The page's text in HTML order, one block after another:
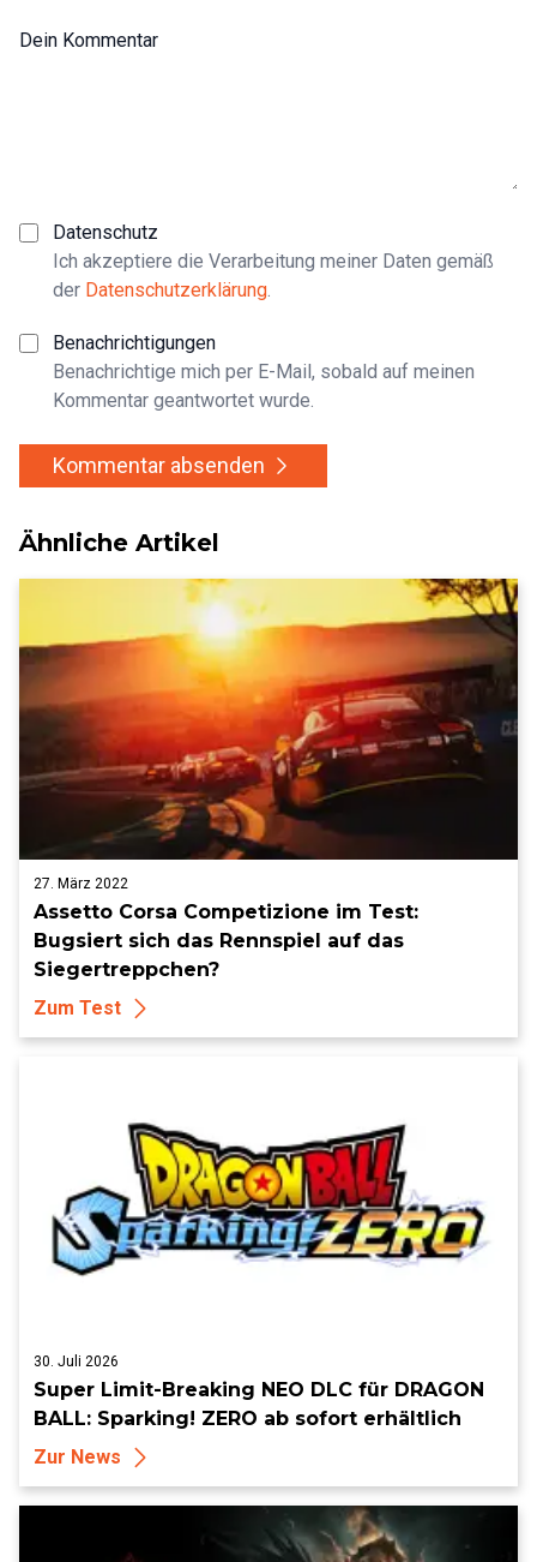
Dein Kommentar
Datenschutz
Ich akzeptiere die Verarbeitung meiner Daten gemäß
der Datenschutzerklärung.
Benachrichtigungen
Benachrichtige mich per E-Mail, sobald auf meinen
Kommentar geantwortet wurde.
Kommentar absenden
Ähnliche Artikel
27. März 2022
Assetto Corsa Competizione im Test:
Bugsiert sich das Rennspiel auf das
Siegertreppchen?
Zum Test
30. Juli 2026
Super Limit-Breaking NEO DLC für DRAGON
BALL: Sparking! ZERO ab sofort erhältlich
Zur News